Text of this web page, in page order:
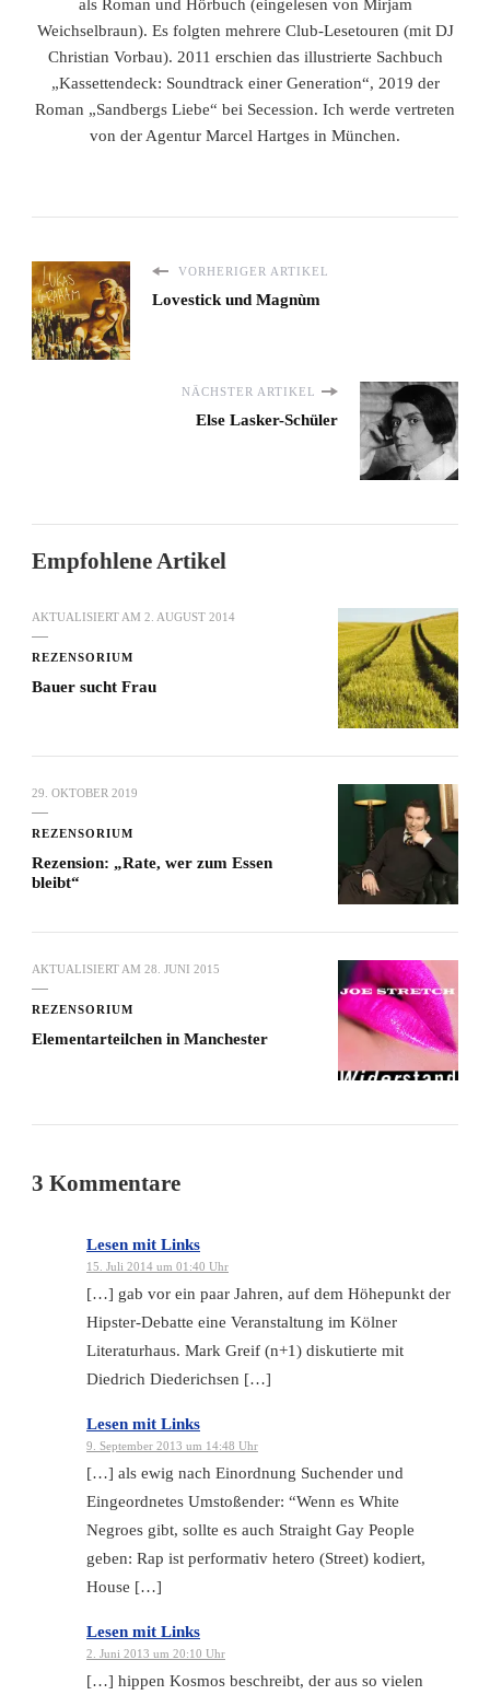
als Roman und Hörbuch (eingelesen von Mirjam
Weichselbraun). Es folgten mehrere Club-Lesetouren (mit DJ
Christian Vorbau). 2011 erschien das illustrierte Sachbuch
„Kassettendeck: Soundtrack einer Generation“, 2019 der
Roman „Sandbergs Liebe“ bei Secession. Ich werde vertreten
von der Agentur Marcel Hartges in München.
VORHERIGER ARTIKEL
Lovestick und Magnùm
NÄCHSTER ARTIKEL
Else Lasker-Schüler
Empfohlene Artikel
AKTUALISIERT AM 2. AUGUST 2014
REZENSORIUM
Bauer sucht Frau
29. OKTOBER 2019
REZENSORIUM
Rezension: „Rate, wer zum Essen
bleibt“
AKTUALISIERT AM 28. JUNI 2015
REZENSORIUM
Elementarteilchen in Manchester
3 Kommentare
Lesen mit Links
15. Juli 2014 um 01:40 Uhr
[…] gab vor ein paar Jahren, auf dem Höhepunkt der
Hipster-Debatte eine Veranstaltung im Kölner
Literaturhaus. Mark Greif (n+1) diskutierte mit
Diedrich Diederichsen […]
Lesen mit Links
9. September 2013 um 14:48 Uhr
[…] als ewig nach Einordnung Suchender und
Eingeordnetes Umstoßender: “Wenn es White
Negroes gibt, sollte es auch Straight Gay People
geben: Rap ist performativ hetero (Street) kodiert,
House […]
Lesen mit Links
2. Juni 2013 um 20:10 Uhr
[…] hippen Kosmos beschreibt, der aus so vielen